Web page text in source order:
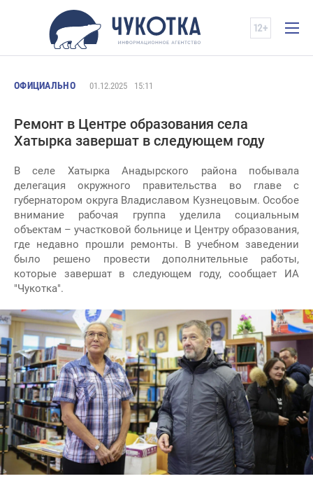
ОФИЦИАЛЬНО 01.12.2025 15:11
Ремонт в Центре образования села
Хатырка завершат в следующем году
В селе Хатырка Анадырского района побывала
делегация окружного правительства во главе с
губернатором округа Владиславом Кузнецовым. Особое
внимание рабочая группа уделила социальным
объектам – участковой больнице и Центру образования,
где недавно прошли ремонты. В учебном заведении
было решено провести дополнительные работы,
которые завершат в следующем году, сообщает ИА
"Чукотка".